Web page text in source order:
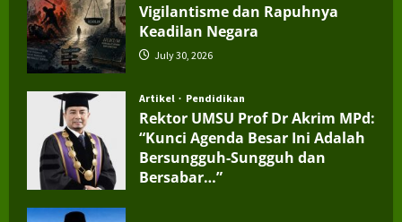
Vigilantisme dan Rapuhnya
Keadilan Negara
July 30, 2026
Artikel Pendidikan
Rektor UMSU Prof Dr Akrim MPd:
“Kunci Agenda Besar Ini Adalah
Bersungguh-Sungguh dan
Bersabar…”